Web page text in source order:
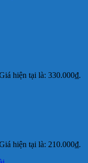
hiện tại là: 330.000₫.
hiện tại là: 210.000₫.